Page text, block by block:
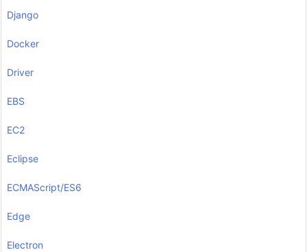
Django
Docker
Driver
EBS
EC2
Eclipse
ECMAScript/ES6
Edge
Electron